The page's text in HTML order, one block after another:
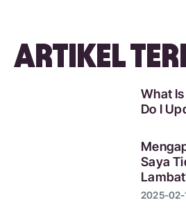
ARTIKEL
What
Do I
Saya
2025-02-